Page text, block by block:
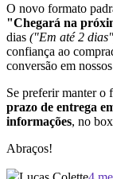
O novo formato
"Chegará na
dias ("Em até 2
confiança ao
conversão em
Se preferir manter o
prazo de entrega
informações, no
Abraços!